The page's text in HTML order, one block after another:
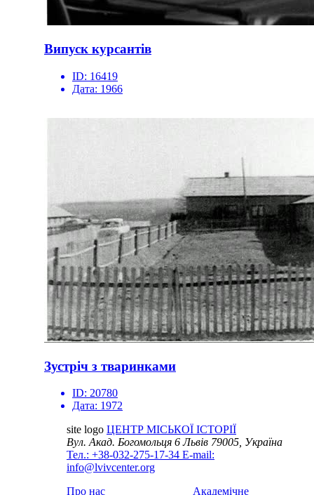
Випуск курсантів
ID: 16419
Дата: 1966
Зустріч з тваринками
ID: 20780
Дата: 1972
site logo ЦЕНТР МІСЬКОЇ ІСТОРІЇ
Вул. Акад. Богомольця 6Львів 79005, Україна
Тел.: +38-032-275-17-34 E-mail:
info@lvivcenter.org
Про нас
Академічне